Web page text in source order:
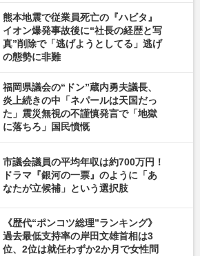
熊本地震で従業員死亡の『ハビタ』
イオン爆発事故後に“社長の経歴と写
真”削除で「逃げようとしてる」逃げ
の態勢に非難
福岡県議会の“ドン”蔵内勇夫議長、
炎上続きの中「ネパールは天国だっ
た」震災無視の不謹慎発言で「地獄
に落ちろ」国民憤慨
市議会議員の平均年収は約700万円！
ドラマ『銀河の一票』のように「あ
なたが立候補」という選択肢
《歴代“ポンコツ総理”ランキング》
過去最低支持率の岸田文雄首相は3
位、2位は就任わずか2か月で女性問